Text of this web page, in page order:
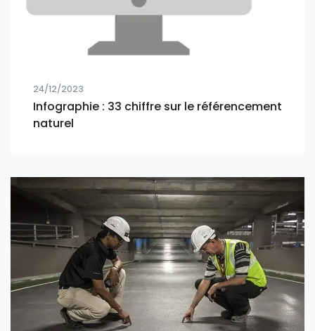
24/12/2023
Infographie : 33 chiffre sur le référencement
naturel